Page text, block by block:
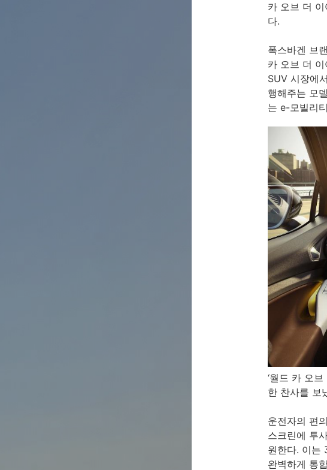
카 오브 더
다.
폭스바겐 브
카 오브 더
SUV 시장에
행해주는 모
는 e-모빌리
‘월드 카 오
한 찬사를 보
운전자의 편
스크린에 투
원한다. 이는
완벽하게 통